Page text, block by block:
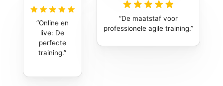
Online en
live: De
perfecte
training.
De maatstaf voor
professionele agile training.